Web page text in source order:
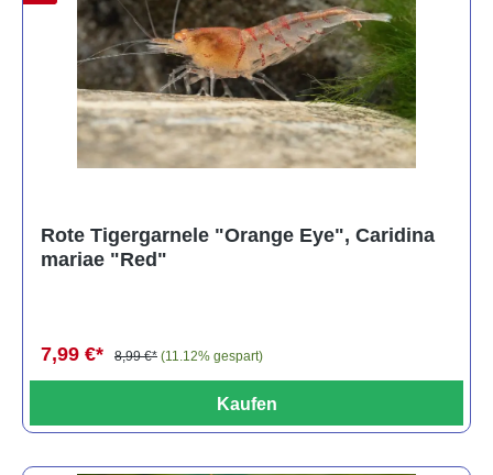
Rote Tigergarnele "Orange Eye", Caridina
mariae "Red"
7,99 €* 8,99 €* (11.12% gespart)
Kaufen